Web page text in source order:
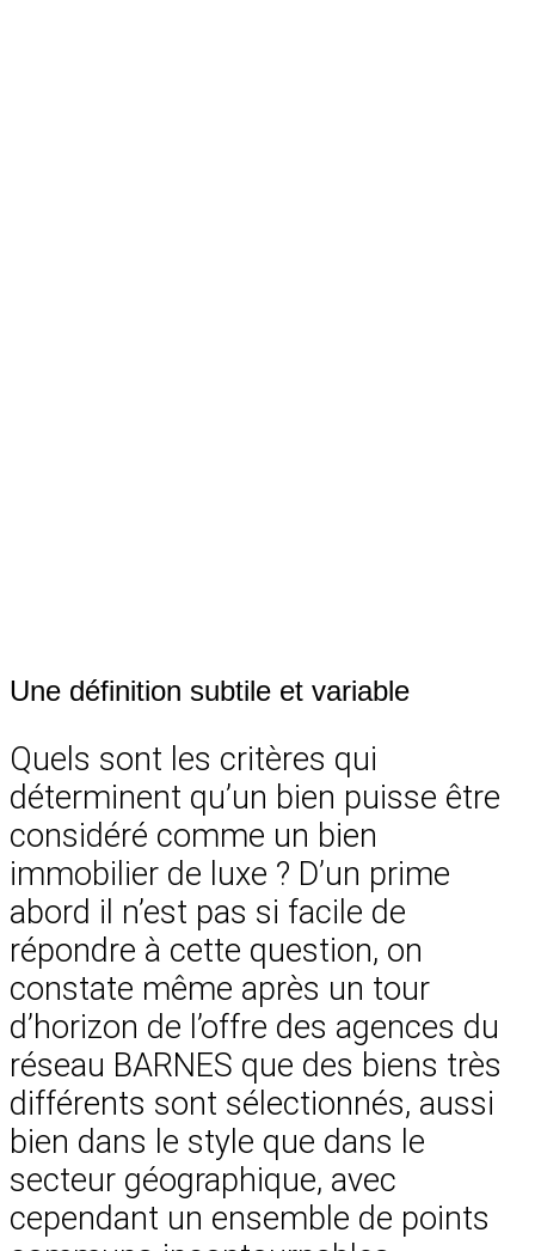
Une définition subtile et variable
Quels sont les critères qui
déterminent qu’un bien puisse être
considéré comme un bien
immobilier de luxe ? D’un prime
abord il n’est pas si facile de
répondre à cette question, on
constate même après un tour
d’horizon de l’offre des agences du
réseau BARNES que des biens très
différents sont sélectionnés, aussi
bien dans le style que dans le
secteur géographique, avec
cependant un ensemble de points